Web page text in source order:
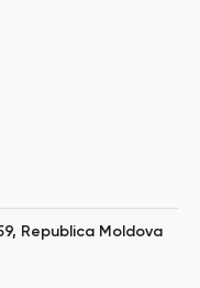
Republica Moldova